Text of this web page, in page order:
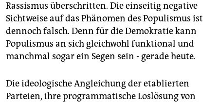
fragen & hilfe
unterstützen
abo
epaper login
Rassismus überschritten. Die einseitig negative
Sichtweise auf das Phänomen des Populismus ist
dennoch falsch. Denn für die Demokratie kann
Populismus an sich gleichwohl funktional und
manchmal sogar ein Segen sein - gerade heute.
Die ideologische Angleichung der etablierten
Parteien, ihre programmatische Loslösung von